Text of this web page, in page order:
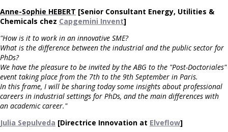
Anne-Sophie HEBERT [Senior Consultant Energy, Utilities &
Chemicals chez Capgemini Invent]
"How is it to work in an innovative SME?
What is the difference between the industrial and the public sector for
PhDs?
We have the pleasure to be invited by the ABG to the "Post-Doctoriales"
event taking place from the 7th to the 9th September in Paris.
In this frame, I will be sharing today some insights about professional
careers in industrial settings for PhDs, and the main differences with
an academic career."
Julia Sepulveda [Directrice Innovation at Elveflow]